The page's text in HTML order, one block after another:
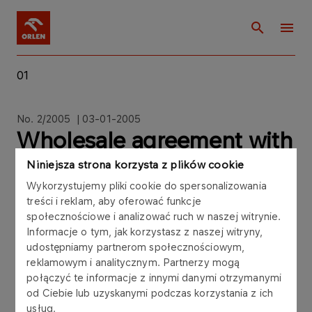
Niniejsza strona korzysta z plików cookie
Wykorzystujemy pliki cookie do spersonalizowania
treści i reklam, aby oferować funkcje
społecznościowe i analizować ruch w naszej witrynie.
Informacje o tym, jak korzystasz z naszej witryny,
udostępniamy partnerom społecznościowym,
reklamowym i analitycznym. Partnerzy mogą
połączyć te informacje z innymi danymi otrzymanymi
od Ciebie lub uzyskanymi podczas korzystania z ich
usług.
01
No. 2/2005 | 03-01-2005
Wholesale agreement with
SHELL Polska for the sale
of gasoline and diesel oil
Polski Koncern Naftowy ORLEN S.A. („PKN
ORLEN”), Central Europe’s largest downstream oil
company, announces that on January 3, 2005